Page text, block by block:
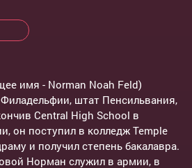
имя - Norman Noah Feld)
штат Пенсильвания,
Central High School в
он поступил в колледж Temple
и получил степень бакалавра.
Норман служил в армии, в